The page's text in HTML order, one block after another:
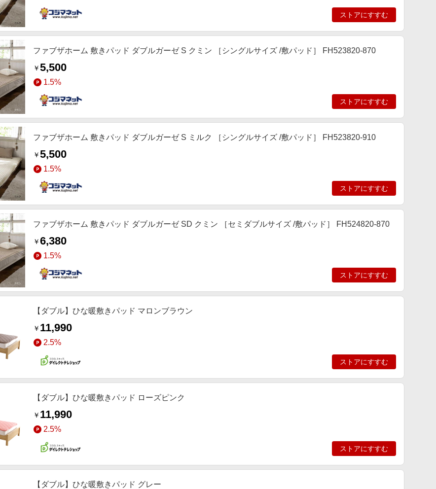
ストアにすすむ
ファブザホーム 敷きパッド ダブルガーゼ S クミン ［シングルサイズ /敷パッド］ FH523820-870
￥5,500
1.5%
ストアにすすむ
ファブザホーム 敷きパッド ダブルガーゼ S ミルク ［シングルサイズ /敷パッド］ FH523820-910
￥5,500
1.5%
ストアにすすむ
ファブザホーム 敷きパッド ダブルガーゼ SD クミン ［セミダブルサイズ /敷パッド］ FH524820-870
￥6,380
1.5%
ストアにすすむ
【ダブル】ひな暖敷きパッド マロンブラウン
￥ 11,990
2.5%
ストアにすすむ
【ダブル】ひな暖敷きパッド ローズピンク
￥ 11,990
2.5%
ストアにすすむ
【ダブル】ひな暖敷きパッド グレー